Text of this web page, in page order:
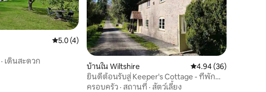
คะแนนเฉลี่ย 5.0 จาก 5, 4 รีวิว
5.0 (4)
· เดินสะดวก
บ้านใน Wiltshire คะแนนเฉลี่ย 4.94 จาก
4.94 (36)
ยินดีต้อนรับสู่ Keeper's Cottage - ที่พัก
สบายๆ
ครอบครัว · สถานที่ · สัตว์เลี้ยง